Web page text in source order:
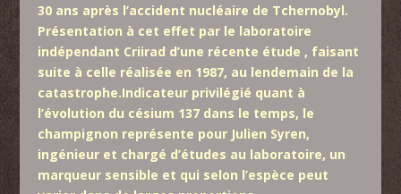
30 ans après l’accident nucléaire de Tchernobyl.
Présentation à cet effet par le laboratoire
indépendant Criirad d’une récente étude , faisant
suite à celle réalisée en 1987, au lendemain de la
catastrophe.Indicateur privilégié quant à
l’évolution du césium 137 dans le temps, le
champignon représente pour Julien Syren,
ingénieur et chargé d’études au laboratoire, un
marqueur sensible et qui selon l’espèce peut